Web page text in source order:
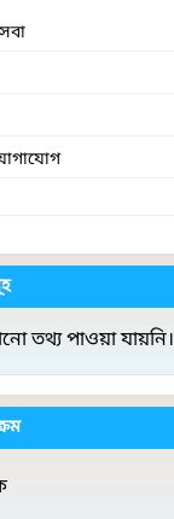
তথ্য পাওয়া যায়নি।